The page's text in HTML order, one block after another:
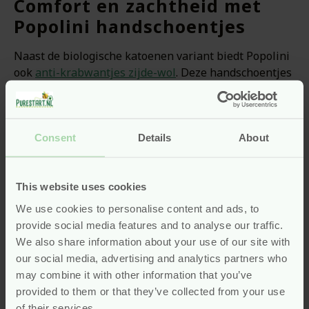
Consent Details About
This website uses cookies
We use cookies to personalise content and ads, to
provide social media features and to analyse our traffic.
We also share information about your use of our site with
our social media, advertising and analytics partners who
may combine it with other information that you’ve
provided to them or that they’ve collected from your use
Comfort en zachtheid met
Popolini handschoentjes
Naast de biologische katoenen variant biedt Popolini
ook anti-krabwantjes zijde-wol. Deze handschoentjes
zijn een combinatie van zijde en wol en zorgen voor
extra zachtheid en warmte. Ze zijn perfect voor baby’s
terwijl de wol zorgt voor een fijne
temperatuurregeling. Popolini staat voor natuurlijke
en wol zorgt voor een ademend materiaal. Zo blijven
de handjes van je baby warm zonder te zweten. Deze
handschoentjes zijn ideaal voor de winter en passen
goed bij elk babyoutfit. Met de Popolini
handschoentjes kies je voor zachtheid en comfort. Ze
bieden bescherming en een fijne pasvorm. Zo kan je
baby vrij bewegen en toch veilig zijn. Popolini maakt
gebruik van materialen die lief zijn voor de huid én